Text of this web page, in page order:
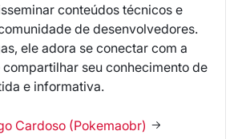
conteúdos técnicos e
de desenvolvedores.
ele adora se conectar com a
seu conhecimento de
e informativa.
Cardoso (Pokemaobr)